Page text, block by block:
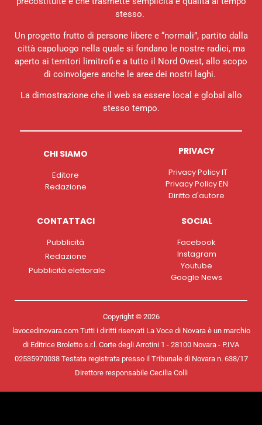
stesso.
Un progetto frutto di persone libere e “normali”, partito dalla
città capoluogo nella quale si fondano le nostre radici, ma
aperto ai territori limitrofi e a tutto il Nord Ovest, allo scopo
di coinvolgere anche le aree dei nostri laghi.
La dimostrazione che il web sa essere local e global allo
stesso tempo.
CHI SIAMO
Editore
Redazione
PRIVACY
Privacy Policy IT
Privacy Policy EN
Diritto d'autore
CONTATTACI
Pubblicità
Redazione
Pubblicità elettorale
SOCIAL
Facebook
Instagram
Youtube
Google News
Copyright © 2026
lavocedinovara.com Tutti i diritti riservati La Voce di Novara è un marchio
di Editrice Broletto s.r.l. Corte degli Arrotini 1 - 28100 Novara - P.IVA
02535970038 Testata registrata presso il Tribunale di Novara n. 638/17
Direttore responsabile Cecilia Colli